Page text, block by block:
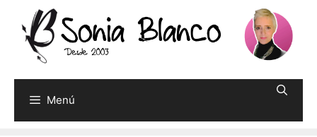
contenido
Menú